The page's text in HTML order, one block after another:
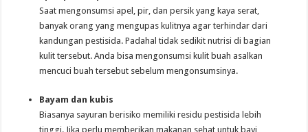
Saat mengonsumsi apel, pir, dan persik yang kaya serat,
banyak orang yang mengupas kulitnya agar terhindar dari
kandungan pestisida. Padahal tidak sedikit nutrisi di bagian
kulit tersebut. Anda bisa mengonsumsi kulit buah asalkan
mencuci buah tersebut sebelum mengonsumsinya.
Bayam dan kubis
Biasanya sayuran berisiko memiliki residu pestisida lebih
tinggi. Jika perlu memberikan makanan sehat untuk bayi,